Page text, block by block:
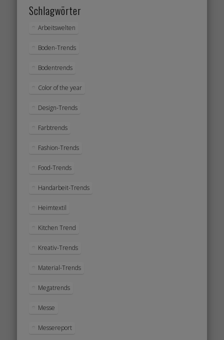
Schlagwörter
Arbeitswelten
Boden-Trends
Bodentrends
Color of the year
Design-Trends
Farbtrends
Fashion-Trends
Food-Trends
Handarbeit-Trends
Heimtextil
Kitchen Trend
Kreativ-Trends
Material-Trends
Megatrends
Messe
Messereport